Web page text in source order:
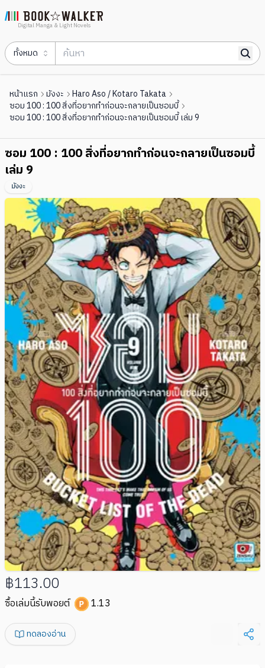
Digital Manga & Light Novels
ทั้งหมด
หน้าแรก มังงะ
Haro Aso / Kotaro Takata
ซอม 100 : 100 สิ่งที่อยากทำก่อนจะกลายเป็นซอมบี้
ซอม 100 : 100 สิ่งที่อยากทำก่อนจะกลายเป็นซอมบี้ เล่ม 9
ซอม 100 : 100 สิ่งที่อยากทำก่อนจะกลายเป็นซอมบี้
เล่ม 9
มังงะ
฿113.00
ซื้อเล่มนี้รับพอยต์ 1.13
ทดลองอ่าน